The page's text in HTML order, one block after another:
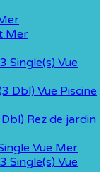
Mer
Single(s) Vue
Dbl) Vue Piscine
Rez de jardin
Vue Mer
Single(s) Vue